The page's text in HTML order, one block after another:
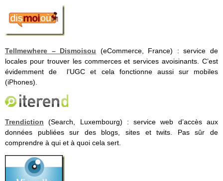
Tellmewhere – Dismoisou (eCommerce, France) : service de
locales pour trouver les commerces et services avoisinants. C’est
évidemment de l’UGC et cela fonctionne aussi sur mobiles
(iPhones).
Trendiction (Search, Luxembourg) : service web d’accès aux
données publiées sur des blogs, sites et twits. Pas sûr de
comprendre à qui et à quoi cela sert.